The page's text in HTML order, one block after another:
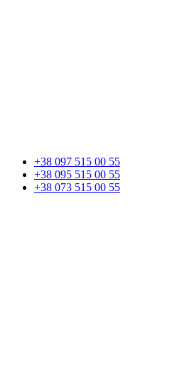
+38 097 515 00 55
+38 095 515 00 55
+38 073 515 00 55